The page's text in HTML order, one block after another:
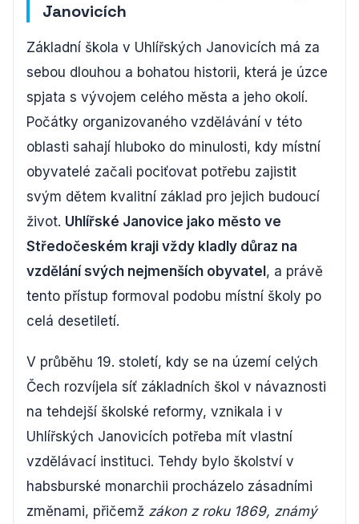
Janovicích
Základní škola v Uhlířských Janovicích má za
sebou dlouhou a bohatou historii, která je úzce
spjata s vývojem celého města a jeho okolí.
Počátky organizovaného vzdělávání v této
oblasti sahají hluboko do minulosti, kdy místní
obyvatelé začali pociťovat potřebu zajistit
svým dětem kvalitní základ pro jejich budoucí
život. Uhlířské Janovice jako město ve
Středočeském kraji vždy kladly důraz na
vzdělání svých nejmenších obyvatel , a právě
tento přístup formoval podobu místní školy po
celá desetiletí.
V průběhu 19. století, kdy se na území celých
Čech rozvíjela síť základních škol v návaznosti
na tehdejší školské reformy, vznikala i v
Uhlířských Janovicích potřeba mít vlastní
vzdělávací instituci. Tehdy bylo školství v
habsburské monarchii procházelo zásadními
změnami, přičemž zákon z roku 1869, známý